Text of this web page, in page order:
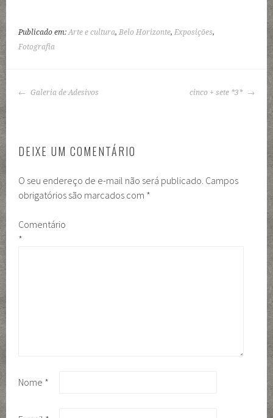
Publicado em:Arte e cultura,Belo Horizonte,Exposições,
Fotografia
NAVEGAÇÃO
Galeria de Adesivos cinco + sete *3*
DEIXE UM COMENTÁRIO
O seu endereço de e-mail não será publicado. Campos
obrigatórios são marcados com *
Comentário
*
Nome *